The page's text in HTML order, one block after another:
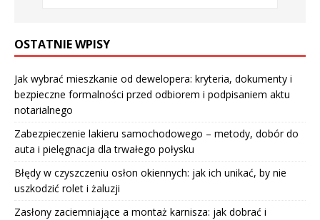
OSTATNIE WPISY
Jak wybrać mieszkanie od dewelopera: kryteria, dokumenty i
bezpieczne formalności przed odbiorem i podpisaniem aktu
notarialnego
Zabezpieczenie lakieru samochodowego – metody, dobór do
auta i pielęgnacja dla trwałego połysku
Błędy w czyszczeniu osłon okiennych: jak ich unikać, by nie
uszkodzić rolet i żaluzji
Zasłony zaciemniające a montaż karnisza: jak dobrać i